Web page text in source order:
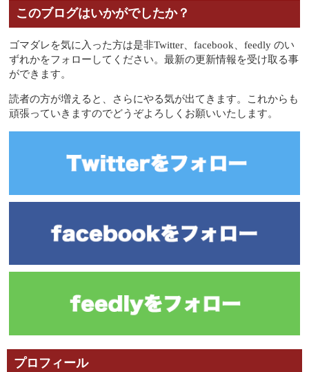
このブログはいかがでしたか？
ゴマダレを気に入った方は是非Twitter、facebook、feedly のい
ずれかをフォローしてください。最新の更新情報を受け取る事
ができます。
読者の方が増えると、さらにやる気が出てきます。これからも
頑張っていきますのでどうぞよろしくお願いいたします。
プロフィール